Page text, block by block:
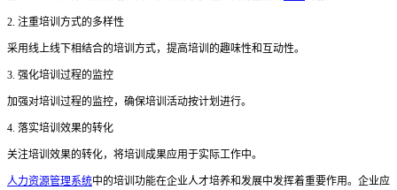
2. 注重培训方式的多样性
采用线上线下相结合的培训方式，提高培训的趣味性和互动性。
3. 强化培训过程的监控
加强对培训过程的监控，确保培训活动按计划进行。
4. 落实培训效果的转化
关注培训效果的转化，将培训成果应用于实际工作中。
人力资源管理系统中的培训功能在企业人才培养和发展中发挥着重要作用。企业应